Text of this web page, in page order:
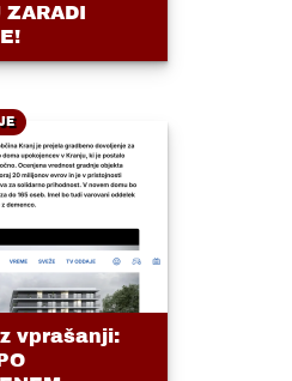
ZARADI
vprašanji: